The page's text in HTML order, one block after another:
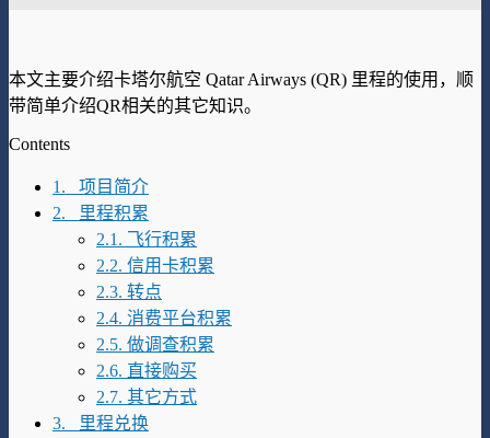
本文主要介绍卡塔尔航空 Qatar Airways (QR) 里程的使用，顺
带简单介绍QR相关的其它知识。
Contents
1. 项目简介
2. 里程积累
2.1. 飞行积累
2.2. 信用卡积累
2.3. 转点
2.4. 消费平台积累
2.5. 做调查积累
2.6. 直接购买
2.7. 其它方式
3. 里程兑换